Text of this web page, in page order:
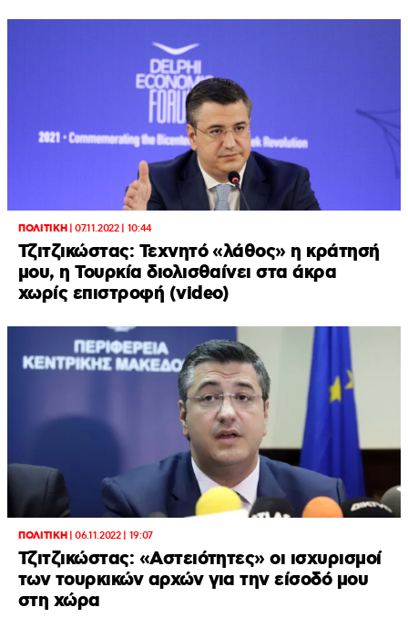
ΠΟΛΙΤΙΚΗ|07.11.2022 | 10:44
Τζιτζικώστας: Τεχνητό «λάθος» η κράτησή
μου, η Τουρκία διολισθαίνει στα άκρα
χωρίς επιστροφή (video)
ΠΟΛΙΤΙΚΗ|06.11.2022 | 19:07
Τζιτζικώστας: «Αστειότητες» οι ισχυρισμοί
των τουρκικών αρχών για την είσοδό μου
στη χώρα